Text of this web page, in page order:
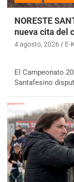
NORESTE
nueva cita del
4 agosto, 2026 E-
El Campeonato
Santafesino